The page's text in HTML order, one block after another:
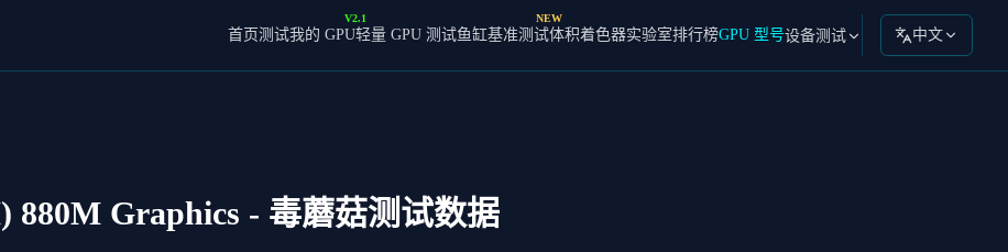
首页测试我的 GPU
V2.1
轻量 GPU 测试鱼缸基准测试
NEW
体积着色器实验室排行榜GPU 型号设备测试 中文
880M Graphics - 毒蘑菇测试数据